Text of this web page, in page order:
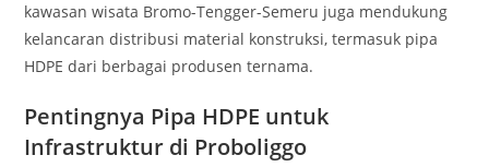
kawasan wisata Bromo-Tengger-Semeru juga mendukung
kelancaran distribusi material konstruksi, termasuk pipa
HDPE dari berbagai produsen ternama.
Pentingnya Pipa HDPE untuk
Infrastruktur di Proboliggo